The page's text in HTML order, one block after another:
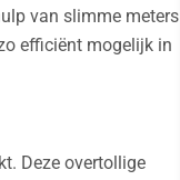
van slimme meters
efficiënt mogelijk in
Deze overtollige